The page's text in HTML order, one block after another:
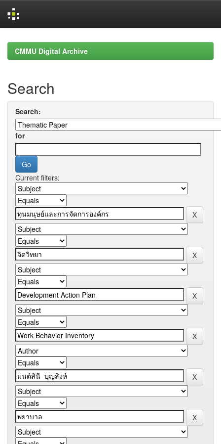
navigationCMMU Digital Archive
Search
Search:
for
Current filters: